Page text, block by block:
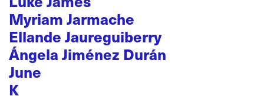
Myriam Jarmache
Ellande Jaureguiberry
Ángela Jiménez Durán
June
K